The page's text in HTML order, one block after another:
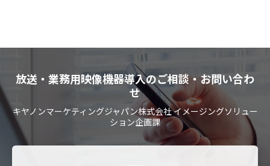
放送・業務用映像機器導入のご相談・お問い合わ
せ
キヤノンマーケティングジャパン株式会社 イメージングソリュー
ション企画課